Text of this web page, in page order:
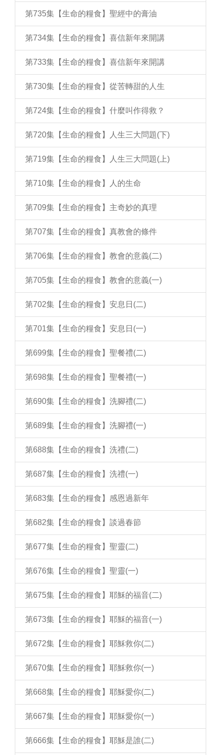
第735集【生命的糧食】聖經中的膏油
第734集【生命的糧食】喜信新年來開講
第733集【生命的糧食】喜信新年來開講
第730集【生命的糧食】從苦轉甜的人生
第724集【生命的糧食】什麼叫作得救？
第720集【生命的糧食】人生三大問題(下)
第719集【生命的糧食】人生三大問題(上)
第710集【生命的糧食】人的生命
第709集【生命的糧食】主奇妙的真理
第707集【生命的糧食】真教會的條件
第706集【生命的糧食】教會的意義(二)
第705集【生命的糧食】教會的意義(一)
第702集【生命的糧食】安息日(二)
第701集【生命的糧食】安息日(一)
第699集【生命的糧食】聖餐禮(二)
第698集【生命的糧食】聖餐禮(一)
第690集【生命的糧食】洗腳禮(二)
第689集【生命的糧食】洗腳禮(一)
第688集【生命的糧食】洗禮(二)
第687集【生命的糧食】洗禮(一)
第683集【生命的糧食】感恩過新年
第682集【生命的糧食】談過春節
第677集【生命的糧食】聖靈(二)
第676集【生命的糧食】聖靈(一)
第675集【生命的糧食】耶穌的福音(二)
第673集【生命的糧食】耶穌的福音(一)
第672集【生命的糧食】耶穌救你(二)
第670集【生命的糧食】耶穌救你(一)
第668集【生命的糧食】耶穌愛你(二)
第667集【生命的糧食】耶穌愛你(一)
第666集【生命的糧食】耶穌是誰(二)